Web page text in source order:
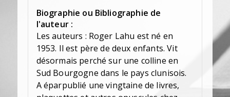
Biographie ou Bibliographie de
l'auteur :
Les auteurs : Roger Lahu est né en
1953. Il est père de deux enfants. Vit
désormais perché sur une colline en
Sud Bourgogne dans le pays clunisois.
A éparpublié une vingtaine de livres,